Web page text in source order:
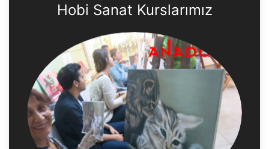
Hobi Sanat Kurslarımız